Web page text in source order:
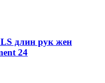
длин рук жен
24